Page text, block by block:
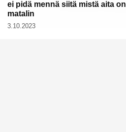
ei pidä mennä siitä mistä aita on
matalin
3.10.2023